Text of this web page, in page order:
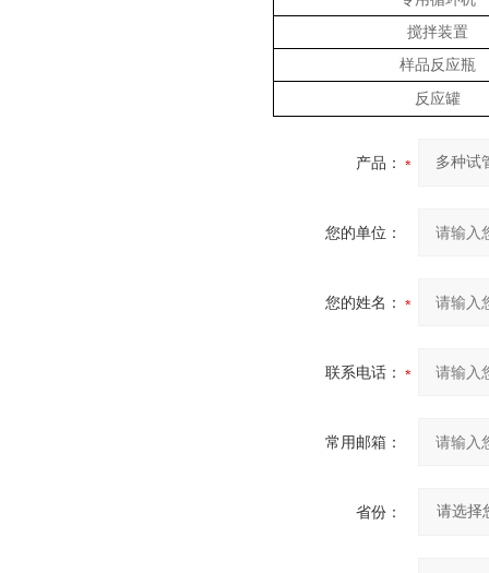
搅拌装置
样品反应瓶
反应罐
产品：
您的单位：
您的姓名：
联系电话：
常用邮箱：
省份：